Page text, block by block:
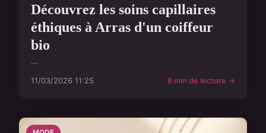
Découvrez les soins capillaires
éthiques à Arras d'un coiffeur
bio
...
11/03/2026 11:25 8 min de lecture →